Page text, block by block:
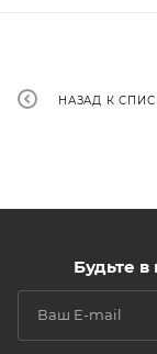
НАЗАД К
Будьте